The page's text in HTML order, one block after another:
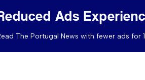
Ads
The Portugal News with fewer ads